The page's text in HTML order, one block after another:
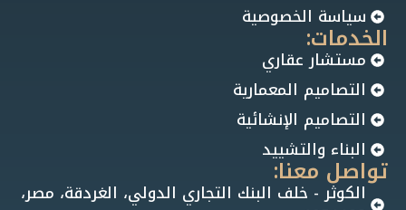
سياسة الخصوصية
الخدمات:
مستشار عقاري
التصاميم المعمارية
التصاميم الإنشائية
البناء والتشييد
تواصل معنا:
الكوثر - خلف البنك التجاري الدولي، الغردقة، مصر،